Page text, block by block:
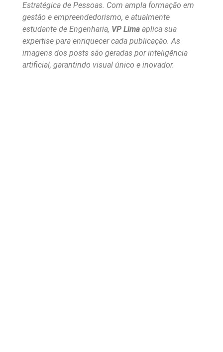
Estratégica de Pessoas. Com ampla formação em
gestão e empreendedorismo, e atualmente
estudante de Engenharia, VP Lima aplica sua
expertise para enriquecer cada publicação. As
imagens dos posts são geradas por inteligência
artificial, garantindo visual único e inovador.